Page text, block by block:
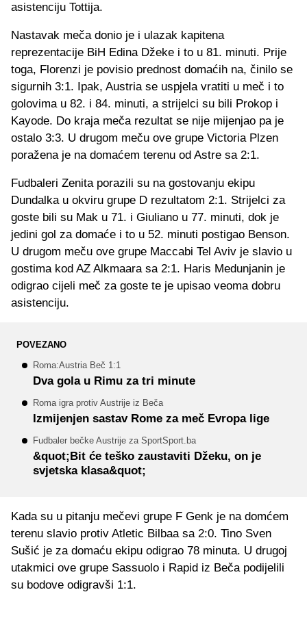
asistenciju Tottija.
Nastavak meča donio je i ulazak kapitena
reprezentacije BiH Edina Džeke i to u 81. minuti. Prije
toga, Florenzi je povisio prednost domaćih na, činilo se
sigurnih 3:1. Ipak, Austria se uspjela vratiti u meč i to
golovima u 82. i 84. minuti, a strijelci su bili Prokop i
Kayode. Do kraja meča rezultat se nije mijenjao pa je
ostalo 3:3. U drugom meču ove grupe Victoria Plzen
poražena je na domaćem terenu od Astre sa 2:1.
Fudbaleri Zenita porazili su na gostovanju ekipu
Dundalka u okviru grupe D rezultatom 2:1. Strijelci za
goste bili su Mak u 71. i Giuliano u 77. minuti, dok je
jedini gol za domaće i to u 52. minuti postigao Benson.
U drugom meču ove grupe Maccabi Tel Aviv je slavio u
gostima kod AZ Alkmaara sa 2:1. Haris Medunjanin je
odigrao cijeli meč za goste te je upisao veoma dobru
asistenciju.
POVEZANO
Roma:Austria Beč 1:1
Dva gola u Rimu za tri minute
Roma igra protiv Austrije iz Beča
Izmijenjen sastav Rome za meč Evropa lige
Fudbaler bečke Austrije za SportSport.ba
&quot;Bit će teško zaustaviti Džeku, on je
svjetska klasa&quot;
Kada su u pitanju mečevi grupe F Genk je na domćem
terenu slavio protiv Atletic Bilbaa sa 2:0. Tino Sven
Sušić je za domaću ekipu odigrao 78 minuta. U drugoj
utakmici ove grupe Sassuolo i Rapid iz Beča podijelili
su bodove odigravši 1:1.